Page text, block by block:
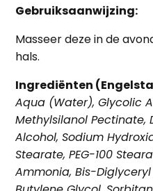
Gebruiksaanwijzing:
Masseer deze in de
hals.
Ingrediënten
Aqua (Water), Glycolic
Methylsilanol Pectinate,
Alcohol, Sodium
Stearate, PEG-100
Ammonia, Bis-